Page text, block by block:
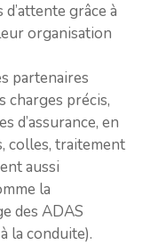
grâce à
organisation
partenaires
charges précis,
d’assurance, en
colles, traitement
aussi
la
des ADAS
la conduite).